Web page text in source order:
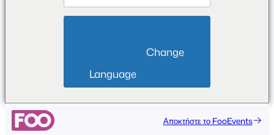
Language
Αποκτήστε το FooEvents